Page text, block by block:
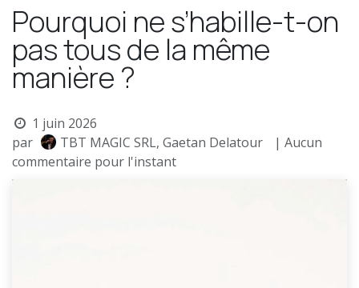
Pourquoi ne s’habille-t-on
pas tous de la même
manière ?
1 juin 2026
par
TBT MAGIC SRL, Gaetan Delatour
| Aucun
commentaire pour l'instant